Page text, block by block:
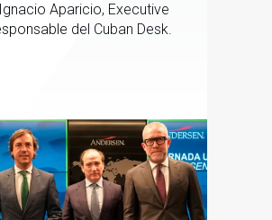
Aparicio, Executive
del Cuban Desk.